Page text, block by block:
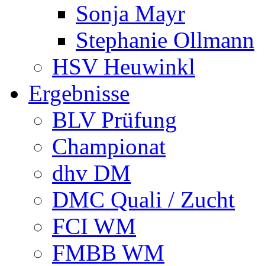
Sonja Mayr
Stephanie Ollmann
HSV Heuwinkl
Ergebnisse
BLV Prüfung
Championat
dhv DM
DMC Quali / Zucht
FCI WM
FMBB WM